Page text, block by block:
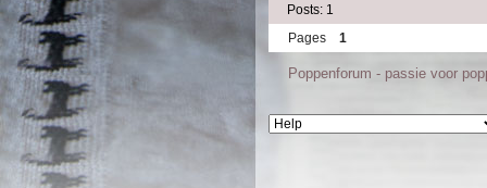
Posts: 1
Pages
1
Poppenforum - passie voor